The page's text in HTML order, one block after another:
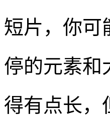
短片，你可
停的元素和
得有点长，